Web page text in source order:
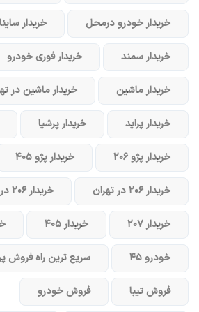
خریدار خودرو در‌محل خریدار ساینا
خریدار سمند خریدار فوری خودرو
خریدار ماشین خریدار ماشین در
خریدار پراید خریدار پرشیا
خریدار پژو ۲۰۶ خریدار پژو ۴۰۵
خریدار ۲۰۶ در تهران خریدار ۲۰۶ در محل
خریدار ۲۰۷ خریدار ۴۰۵
خودرو ۴۵ سریع ترین راه فروش
فروش تیبا فروش خودرو